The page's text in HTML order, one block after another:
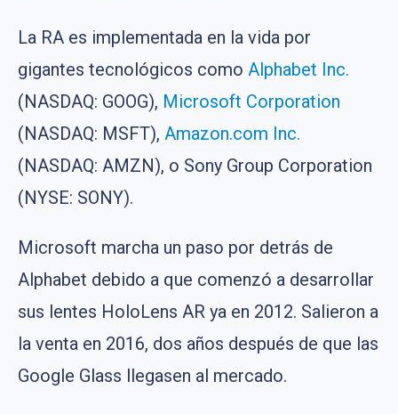
La RA es implementada en la vida por
gigantes tecnológicos como Alphabet Inc.
(NASDAQ: GOOG), Microsoft Corporation
(NASDAQ: MSFT), Amazon.com Inc.
(NASDAQ: AMZN), o Sony Group Corporation
(NYSE: SONY).
Microsoft marcha un paso por detrás de
Alphabet debido a que comenzó a desarrollar
sus lentes HoloLens AR ya en 2012. Salieron a
la venta en 2016, dos años después de que las
Google Glass llegasen al mercado.